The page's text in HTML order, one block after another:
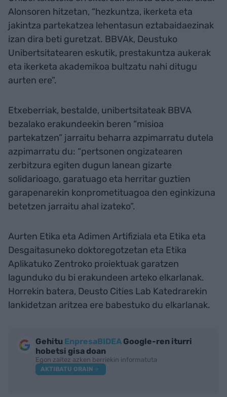
Alonsoren hitzetan, “hezkuntza, ikerketa eta
jakintza partekatzea lehentasun eztabaidaezinak
izan dira beti guretzat. BBVAk, Deustuko
Unibertsitatearen eskutik, prestakuntza aukerak
eta ikerketa akademikoa bultzatu nahi ditugu
aurten ere”.
Etxeberriak, bestalde, unibertsitateak BBVA
bezalako erakundeekin beren “misioa
partekatzen” jarraitu beharra azpimarratu dutela
azpimarratu du: “pertsonen ongizatearen
zerbitzura egiten dugun lanean gizarte
solidarioago, garatuago eta herritar guztien
garapenarekin konprometituagoa den eginkizuna
betetzen jarraitu ahal izateko”.
Aurten Etika eta Adimen Artifiziala eta Etika eta
Desgaitasuneko doktoregotzetan eta Etika
Aplikatuko Zentroko proiektuak garatzen
lagunduko du bi erakundeen arteko elkarlanak.
Horrekin batera, Deusto Cities Lab Katedrarekin
lankidetzan aritzea ere babestuko du elkarlanak.
Gehitu EnpresaBIDEA Google-ren iturri
hobetsi gisa doan
Egon zaitez azken berriekin informatuta
AKTIBATU ORAIN